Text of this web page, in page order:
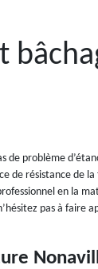
de problème
de résistance de
en la
pas à faire